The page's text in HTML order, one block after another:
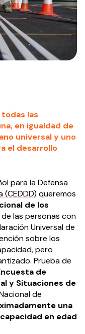
las
en igualdad de
universal y uno
el desarrollo
para la Defensa
queremos
de los
las personas con
Universal de
sobre los
pero
Prueba de
de
y Situaciones de
de
una
en edad